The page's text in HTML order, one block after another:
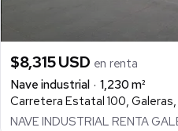
$8,315 USD en renta
Nave industrial
1,230 m²
Carretera Estatal 100,
NAVE INDUSTRIAL RENTA